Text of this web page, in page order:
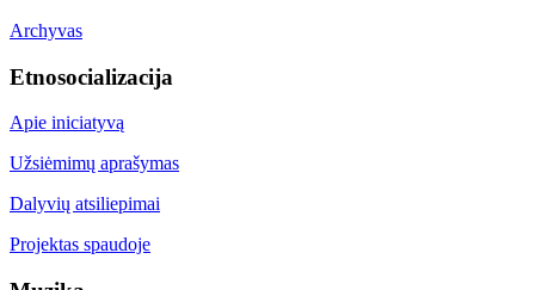
Archyvas
Etnosocializacija
Apie iniciatyvą
Užsiėmimų aprašymas
Dalyvių atsiliepimai
Projektas spaudoje